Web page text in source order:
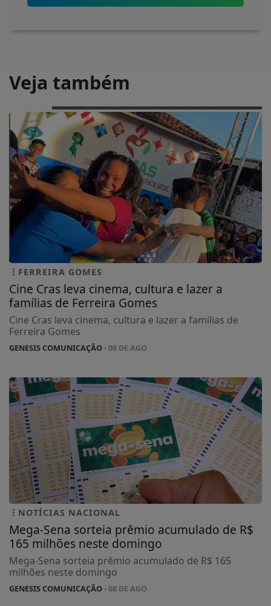
Veja também
FERREIRA GOMES
Cine Cras leva cinema, cultura e lazer a
famílias de Ferreira Gomes
Cine Cras leva cinema, cultura e lazer a famílias de
Ferreira Gomes
GENESIS COMUNICAÇÃO- 08 DE AGO
NOTÍCIAS NACIONAL
Mega-Sena sorteia prêmio acumulado de R$
165 milhões neste domingo
Mega-Sena sorteia prêmio acumulado de R$ 165
milhões neste domingo
GENESIS COMUNICAÇÃO- 08 DE AGO